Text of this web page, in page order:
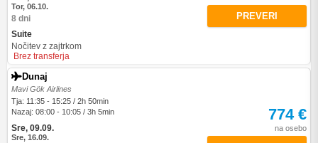
Tor, 06.10.
8 dni
Suite
Nočitev z zajtrkom
Brez transferja
PREVERI
Dunaj
Mavi Gök Airlines
Tja: 11:35 - 15:25 / 2h 50min
Nazaj: 08:00 - 10:05 / 3h 5min
Sre, 09.09.
Sre, 16.09.
774 €
na osebo